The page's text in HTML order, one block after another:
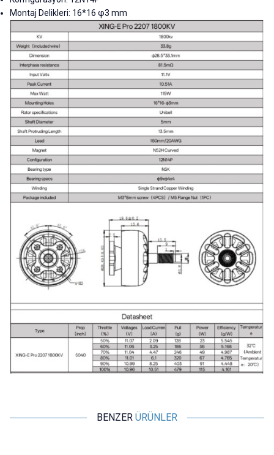
Montaj Delikleri: 16*16 φ3 mm
BENZER ÜRÜNLER